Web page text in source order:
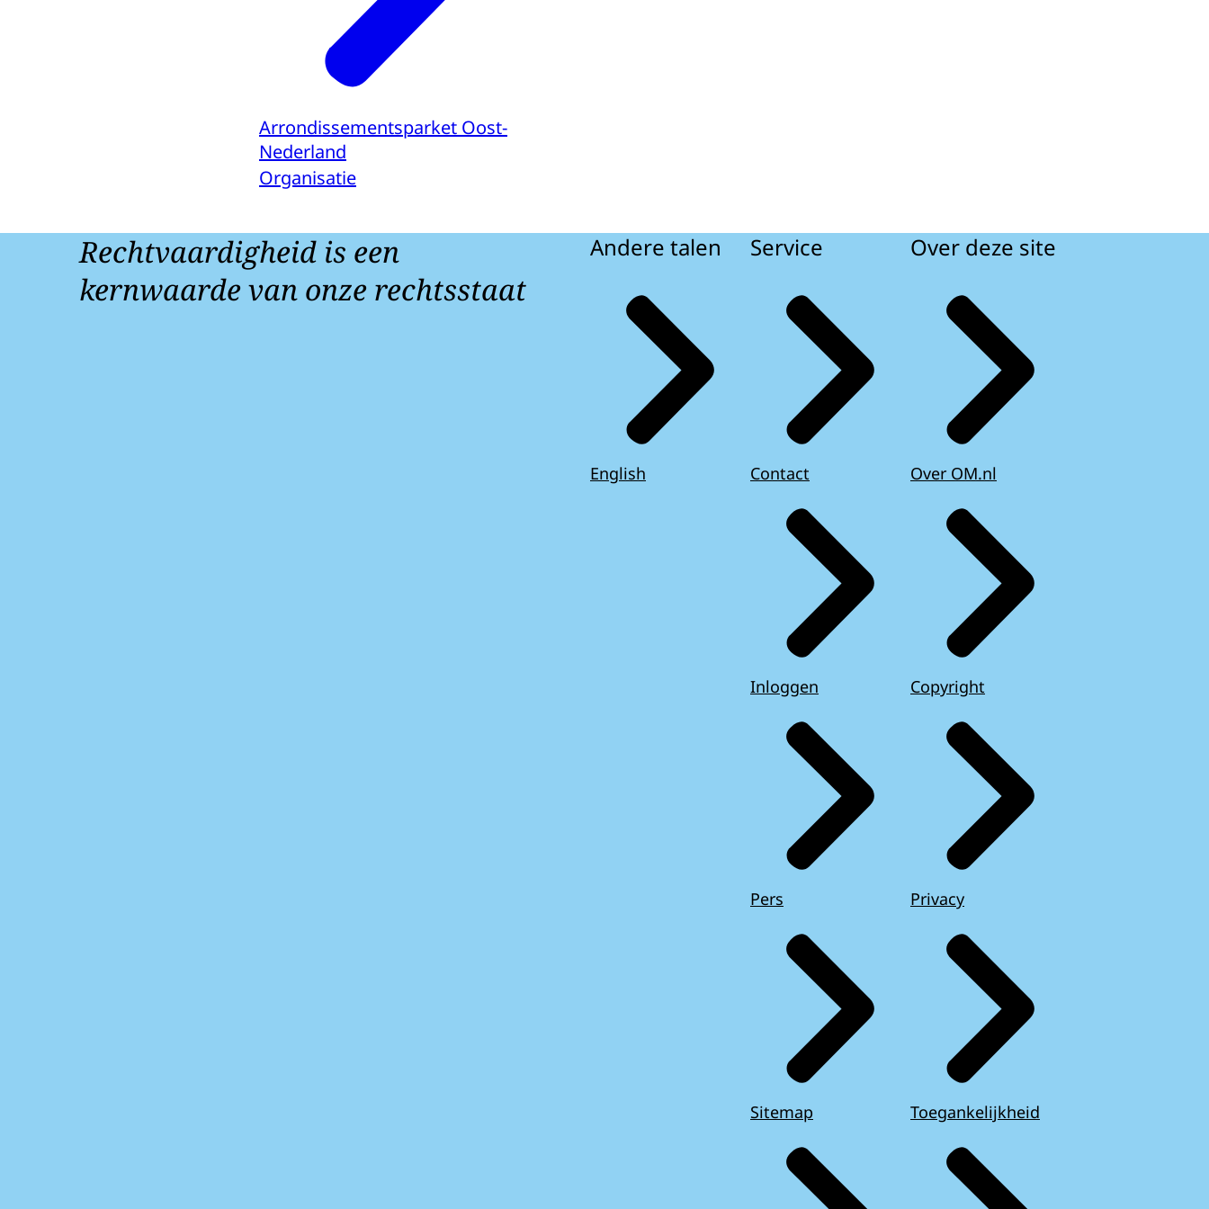
Arrondissementsparket Oost-
Nederland
Organisatie
Rechtvaardigheid is een
kernwaarde van onze rechtsstaat
Andere talen
English
Service
Contact
Inloggen
Pers
Sitemap
Over deze site
Over OM.nl
Copyright
Privacy
Toegankelijkheid